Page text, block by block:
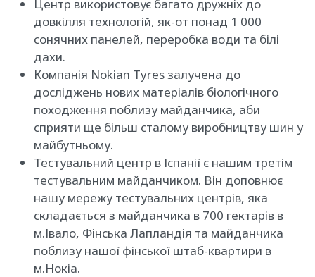
Центр використовує багато дружніх до
довкілля технологій, як-от понад 1 000
сонячних панелей, переробка води та білі
дахи.
Компанія Nokian Tyres залучена до
досліджень нових матеріалів біологічного
походження поблизу майданчика, аби
сприяти ще більш сталому виробництву шин у
майбутньому.
Тестувальний центр в Іспанії є нашим третім
тестувальним майданчиком. Він доповнює
нашу мережу тестувальних центрів, яка
складається з майданчика в 700 гектарів в
м.Івало, Фінська Лапландія та майданчика
поблизу нашої фінської штаб-квартири в
м.Нокіа.